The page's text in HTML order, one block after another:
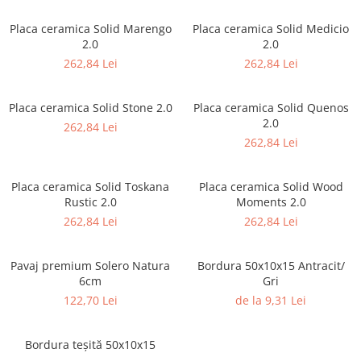
Accesorii pentru vata
Accesorii PVC
Vopsea lavabila pentru exterior
vopsele si lacuri
Pervaz geam piatra compozita
Placi ceramice de exterior
Rigole
Placa ceramica Solid Marengo
2.0
262,84 Lei
Placa ceramica Solid Medicio
2.0
262,84 Lei
Placa ceramica Solid Stone 2.0
262,84 Lei
Placa ceramica Solid Quenos
2.0
262,84 Lei
Placa ceramica Solid Toskana
Rustic 2.0
262,84 Lei
Placa ceramica Solid Wood
Moments 2.0
262,84 Lei
Pavaj premium Solero Natura
6cm
122,70 Lei
Bordura 50x10x15 Antracit/
Gri
de la 9,31 Lei
Bordura teșită 50x10x15